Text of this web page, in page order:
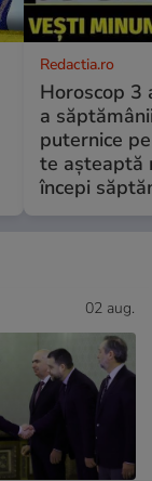
Redactia.ro
Horoscop 3
a
puternice
te așteaptă
începi
02 aug.